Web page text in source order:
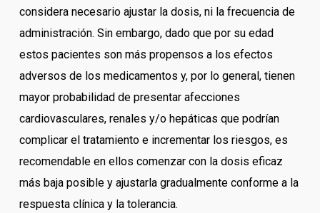
considera necesario ajustar la dosis, ni la frecuencia de
administración. Sin embargo, dado que por su edad
estos pacientes son más propensos a los efectos
adversos de los medicamentos y, por lo general, tienen
mayor probabilidad de presentar afecciones
cardiovasculares, renales y/o hepáticas que podrían
complicar el tratamiento e incrementar los riesgos, es
recomendable en ellos comenzar con la dosis eficaz
más baja posible y ajustarla gradualmente conforme a la
respuesta clínica y la tolerancia.